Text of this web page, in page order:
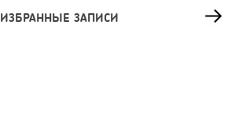
ИЗБРАННЫЕ ЗАПИСИ